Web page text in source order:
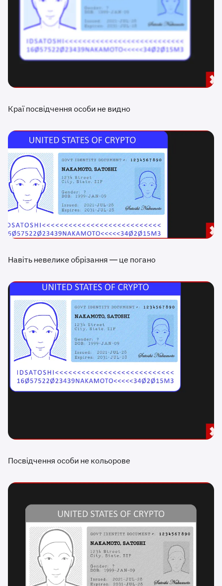
Краї посвідчення особи не видно
Навіть невелике обрізання — це погано
Посвідчення особи не кольорове